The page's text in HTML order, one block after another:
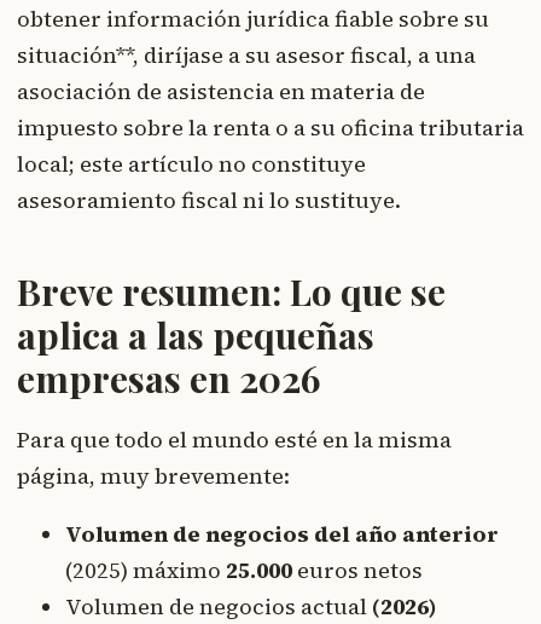
obtener información jurídica fiable sobre su
situación**, diríjase a su asesor fiscal, a una
asociación de asistencia en materia de
impuesto sobre la renta o a su oficina tributaria
local; este artículo no constituye
asesoramiento fiscal ni lo sustituye.
Breve resumen: Lo que se
aplica a las pequeñas
empresas en 2026
Para que todo el mundo esté en la misma
página, muy brevemente:
Volumen de negocios del año anterior
(2025) máximo 25.000 euros netos
Volumen de negocios actual (2026)